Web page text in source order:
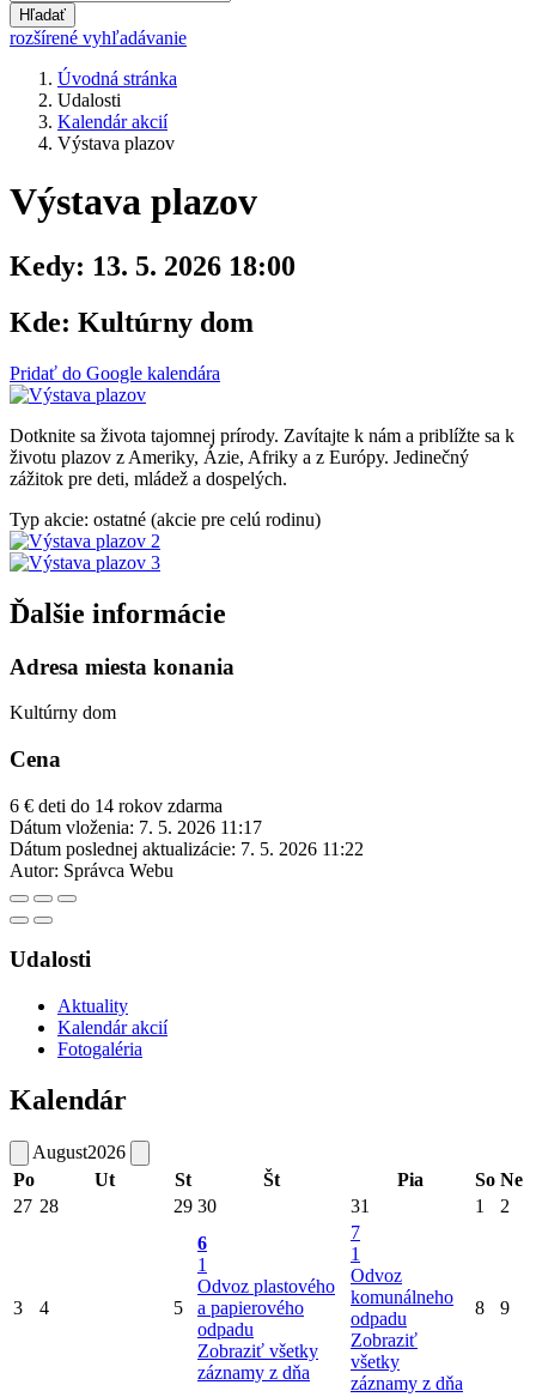
Hľadať
rozšírené vyhľadávanie
Úvodná stránka
Udalosti
Kalendár akcií
Výstava plazov
Výstava plazov
Kedy: 13. 5. 2026 18:00
Kde: Kultúrny dom
Pridať do Google kalendára
Dotknite sa života tajomnej prírody. Zavítajte k nám a priblížte sa k
životu plazov z Ameriky, Ázie, Afriky a z Európy. Jedinečný
zážitok pre deti, mládež a dospelých.
Typ akcie: ostatné (akcie pre celú rodinu)
Ďalšie informácie
Adresa miesta konania
Kultúrny dom
Cena
6 € deti do 14 rokov zdarma
Dátum vloženia: 7. 5. 2026 11:17
Dátum poslednej aktualizácie: 7. 5. 2026 11:22
Autor: Správca Webu
Udalosti
Aktuality
Kalendár akcií
Fotogaléria
Kalendár
August2026
Po
Ut St Št Pia So Ne
27 28 29 30 31 1 2
3 4 5
6
1
Odvoz plastového
a papierového
odpadu
Zobraziť všetky
záznamy z dňa
7
1
Odvoz
komunálneho
odpadu
Zobraziť
všetky
záznamy z dňa
8 9